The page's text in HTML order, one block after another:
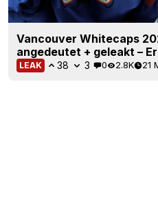
Vancouver Whitecaps
angedeutet + geleakt –
LEAK 38 3 0 2.8K 21